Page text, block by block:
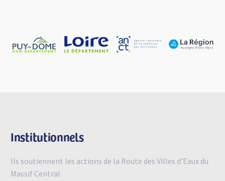
Institutionnels
Ils soutiennent les actions de la Route des Villes d’Eaux du
Massif Central